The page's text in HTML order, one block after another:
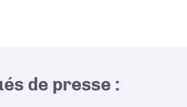
de presse :